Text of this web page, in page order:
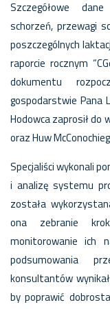
Szczegółowe
schorzeń, przewagi
poszczególnych
raporcie rocznym
dokumentu
gospodarstwie Pana
Hodowca zaprosił do
oraz Huw
Specjaliści wykonali
i analizę systemu
została
ona zebranie
monitorowanie ich
podsumowania
konsultantów
by poprawić